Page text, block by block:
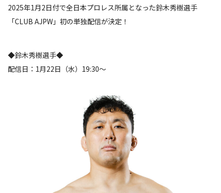
2025年1月2日付で全日本プロレス所属となった鈴木秀樹選手
「CLUB AJPW」初の単独配信が決定！
◆鈴木秀樹選手◆
配信日：1月22日（水）19:30～